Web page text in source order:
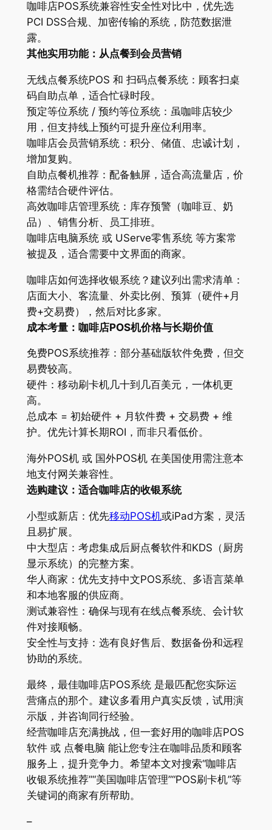
咖啡店POS系统兼容性安全性对比中，优先选
PCI DSS合规、加密传输的系统，防范数据泄
露。
其他实用功能：从点餐到会员营销
无线点餐系统POS 和 扫码点餐系统：顾客扫桌
码自助点单，适合忙碌时段。
预定等位系统 / 预约等位系统：虽咖啡店较少
用，但支持线上预约可提升座位利用率。
咖啡店会员营销系统：积分、储值、忠诚计划，
增加复购。
自助点餐机推荐：配备触屏，适合高流量店，价
格需结合硬件评估。
高效咖啡店管理系统：库存预警（咖啡豆、奶
品）、销售分析、员工排班。
咖啡店电脑系统 或 UServe零售系统 等方案常
被提及，适合需要中文界面的商家。
咖啡店如何选择收银系统？建议列出需求清单：
店面大小、客流量、外卖比例、预算（硬件+月
费+交易费），然后对比多家。
成本考量：咖啡店POS机价格与长期价值
免费POS系统推荐：部分基础版软件免费，但交
易费较高。
硬件：移动刷卡机几十到几百美元，一体机更
高。
总成本 = 初始硬件 + 月软件费 + 交易费 + 维
护。优先计算长期ROI，而非只看低价。
海外POS机 或 国外POS机 在美国使用需注意本
地支付网关兼容性。
选购建议：适合咖啡店的收银系统
小型或新店：优先移动POS机或iPad方案，灵活
且易扩展。
中大型店：考虑集成后厨点餐软件和KDS（厨房
显示系统）的完整方案。
华人商家：优先支持中文POS系统、多语言菜单
和本地客服的供应商。
测试兼容性：确保与现有在线点餐系统、会计软
件对接顺畅。
安全性与支持：选有良好售后、数据备份和远程
协助的系统。
最终，最佳咖啡店POS系统 是最匹配您实际运
营痛点的那个。建议多看用户真实反馈，试用演
示版，并咨询同行经验。
经营咖啡店充满挑战，但一套好用的咖啡店POS
软件 或 点餐电脑 能让您专注在咖啡品质和顾客
服务上，提升竞争力。希望本文对搜索“咖啡店
收银系统推荐”“美国咖啡店管理”“POS刷卡机”等
关键词的商家有所帮助。
–